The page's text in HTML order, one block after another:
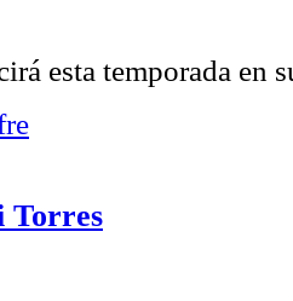
esta temporada en
Torres